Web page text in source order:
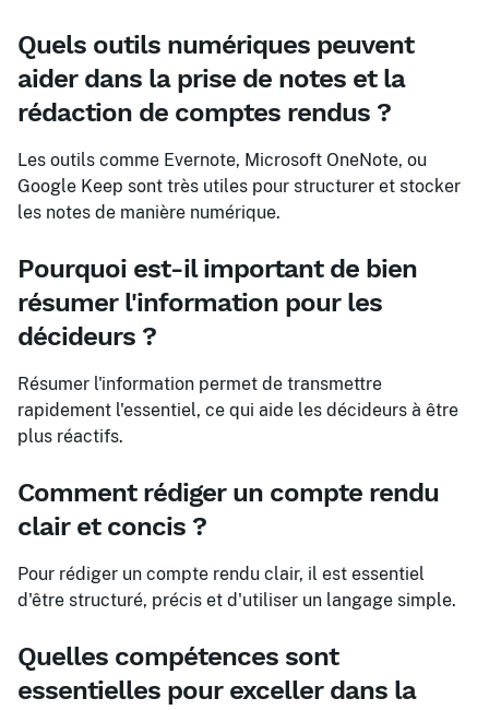
Quels outils numériques peuvent
aider dans la prise de notes et la
rédaction de comptes rendus ?
Les outils comme Evernote, Microsoft OneNote, ou
Google Keep sont très utiles pour structurer et stocker
les notes de manière numérique.
Pourquoi est-il important de bien
résumer l'information pour les
décideurs ?
Résumer l'information permet de transmettre
rapidement l'essentiel, ce qui aide les décideurs à être
plus réactifs.
Comment rédiger un compte rendu
clair et concis ?
Pour rédiger un compte rendu clair, il est essentiel
d'être structuré, précis et d'utiliser un langage simple.
Quelles compétences sont
essentielles pour exceller dans la